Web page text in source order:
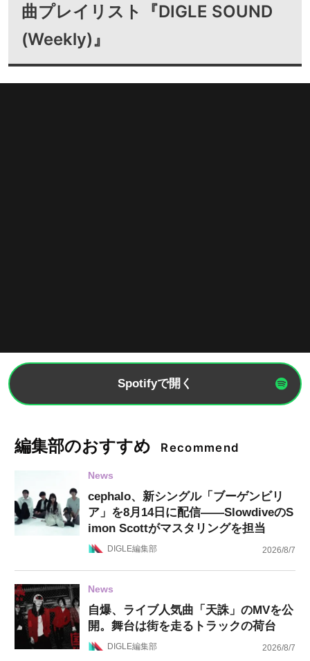
曲プレイリスト『DIGLE SOUND
(Weekly)』
Spotifyで開く
編集部のおすすめ Recommend
News
cephalo、新シングル「ブーゲンビリ
ア」を8月14日に配信——SlowdiveのS
imon Scottがマスタリングを担当
DIGLE編集部 2026/8/7
News
自爆、ライブ人気曲「天誅」のMVを公
開。舞台は街を走るトラックの荷台
DIGLE編集部 2026/8/7